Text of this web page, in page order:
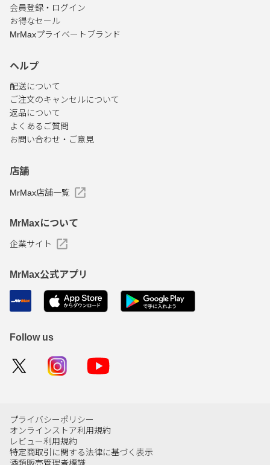
会員登録・ログイン
お得なセール
MrMaxプライベートブランド
ヘルプ
配送について
ご注文のキャンセルについて
返品について
よくあるご質問
お問い合わせ・ご意見
店舗
MrMax店舗一覧
MrMaxについて
企業サイト
MrMax公式アプリ
Follow us
プライバシーポリシー
オンラインストア利用規約
レビュー利用規約
特定商取引に関する法律に基づく表示